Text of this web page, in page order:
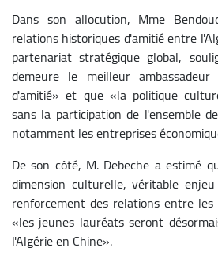
Dans son allocution, Mme
relations historiques d'amitié entre
partenariat stratégique global,
demeure le meilleur
d'amitié» et que «la politique
sans la participation de l'ensemble
notamment les entreprises
De son côté, M. Debeche a estimé
dimension culturelle, véritable
renforcement des relations entre
«les jeunes lauréats seront
l'Algérie en Chine».